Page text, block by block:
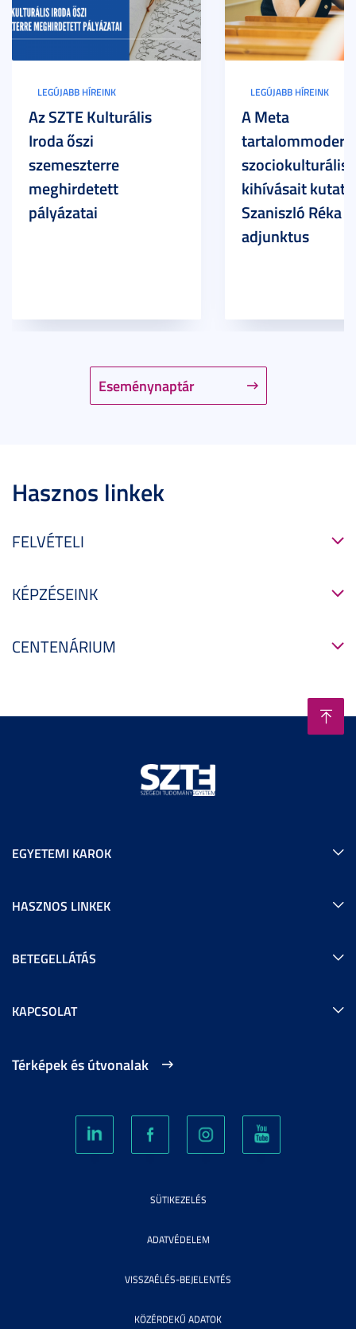
Eseménynaptár
LEGÚJABB HÍREINK
Az SZTE Kulturális
Iroda őszi
szemeszterre
meghirdetett
pályázatai
LEGÚJABB HÍREINK
A Meta
szociokulturális
kihívásait
Szaniszló Réka
adjunktus
Hasznos linkek
FELVÉTELI
KÉPZÉSEINK
CENTENÁRIUM
EGYETEMI KAROK
HASZNOS LINKEK
BETEGELLÁTÁS
KAPCSOLAT
Térképek és útvonalak
SÜTIKEZELÉS
ADATVÉDELEM
VISSZAÉLÉS-BEJELENTÉS
KÖZÉRDEKŰ ADATOK